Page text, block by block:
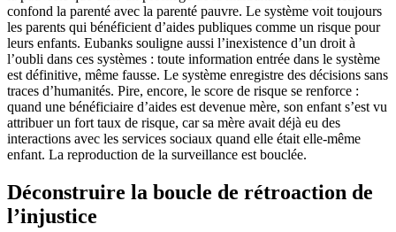
confond la parenté avec la parenté pauvre. Le système voit toujours
les parents qui bénéficient d’aides publiques comme un risque pour
leurs enfants. Eubanks souligne aussi l’inexistence d’un droit à
l’oubli dans ces systèmes : toute information entrée dans le système
est définitive, même fausse. Le système enregistre des décisions sans
traces d’humanités. Pire, encore, le score de risque se renforce :
quand une bénéficiaire d’aides est devenue mère, son enfant s’est vu
attribuer un fort taux de risque, car sa mère avait déjà eu des
interactions avec les services sociaux quand elle était elle-même
enfant. La reproduction de la surveillance est bouclée.
Déconstruire la boucle de rétroaction de
l’injustice